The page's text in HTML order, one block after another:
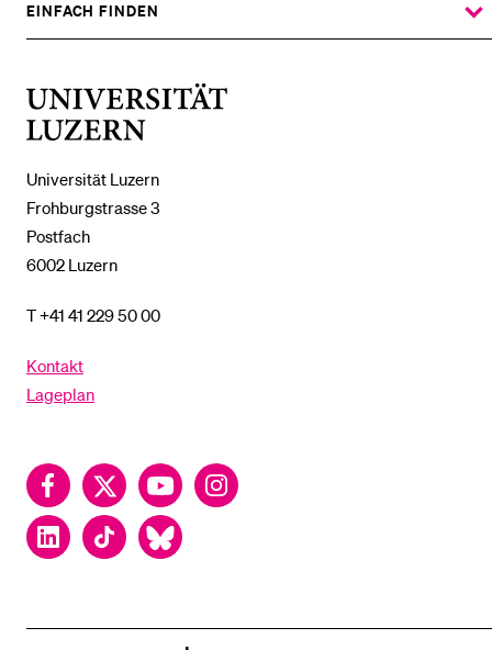
Universität Luzern
Frohburgstrasse 3
Postfach
6002 Luzern
T +41 41 229 50 00
Kontakt
Lageplan
FacebookTwitter YouTubeInstagram
LinkedInTikTok Bluesky
UNTERMENÜ
EINFACH FINDEN
ZEIGE
DAS